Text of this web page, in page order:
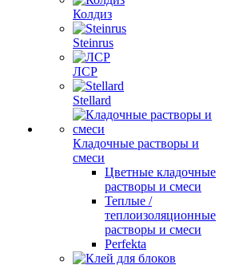
Колдиз
Steinrus
ЛСР
Stellard
Кладочные растворы и
смеси
Цветные кладочные
растворы и смеси
Теплые /
теплоизоляционные
растворы и смеси
Perfekta